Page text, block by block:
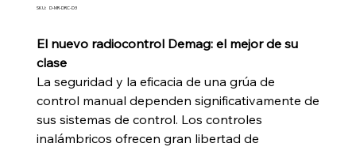
SKU: SKU
D3
D-MR-DRC-D3
El nuevo radiocontrol Demag: el mejor de su
clase
La seguridad y la eficacia de una grúa de
control manual dependen significativamente de
sus sistemas de control. Los controles
inalámbricos ofrecen gran libertad de